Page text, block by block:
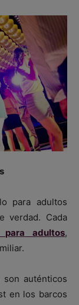
para adultos
verdad. Cada
para adultos,
auténticos
en los barcos